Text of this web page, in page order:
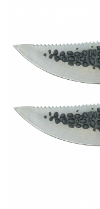
Sabii & Macete
Accesorii tactice si
Accesori camping &
Topor camping
Seturi de cutite &
vanatoare si tactice